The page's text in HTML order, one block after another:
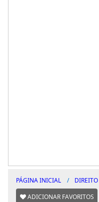
PÁGINA INICIAL
ADICIONAR FAVORITOS